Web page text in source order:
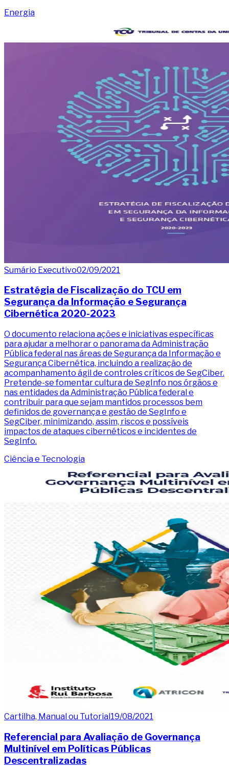
Energia
Sumário Executivo02/09/2021
Estratégia de Fiscalização do TCU em
Segurança da Informação e Segurança
Cibernética 2020-2023
O documento relaciona ações e iniciativas específicas
para ajudar a melhorar o panorama da Administração
Pública federal nas áreas de Segurança da Informação e
Segurança Cibernética, incluindo a realização de
acompanhamento ágil de controles críticos de SegCiber.
Pretende-se fomentar cultura de SegInfo nos órgãos e
nas entidades da Administração Pública federal e
contribuir para que sejam mantidos processos bem
definidos de governança e gestão de SegInfo e
SegCiber, minimizando, assim, riscos e possíveis
impactos de ataques cibernéticos e incidentes de
SegInfo.
Ciência e Tecnologia
Cartilha, Manual ou Tutorial19/08/2021
Referencial para Avaliação de Governança
Multinível em Políticas Públicas
Descentralizadas